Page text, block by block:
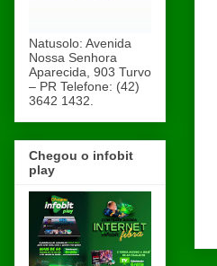
Natusolo: Avenida
Nossa Senhora
Aparecida, 903 Turvo
– PR Telefone: (42)
3642 1432.
Chegou o infobit
play